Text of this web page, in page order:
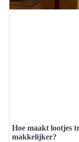
Hoe maakt lootjes
makkelijker?